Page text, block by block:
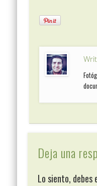
Deja una
Lo siento, debes